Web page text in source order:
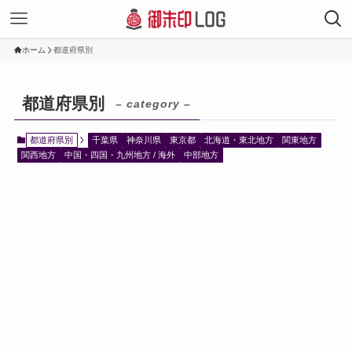
ホーム 都道府県別
都道府県別 – category –
都道府県別 千葉県 神奈川県 東京都 北海道・東北地方
関東地方
関西地方
中国・四国・九州地方 / 海外 中部地方